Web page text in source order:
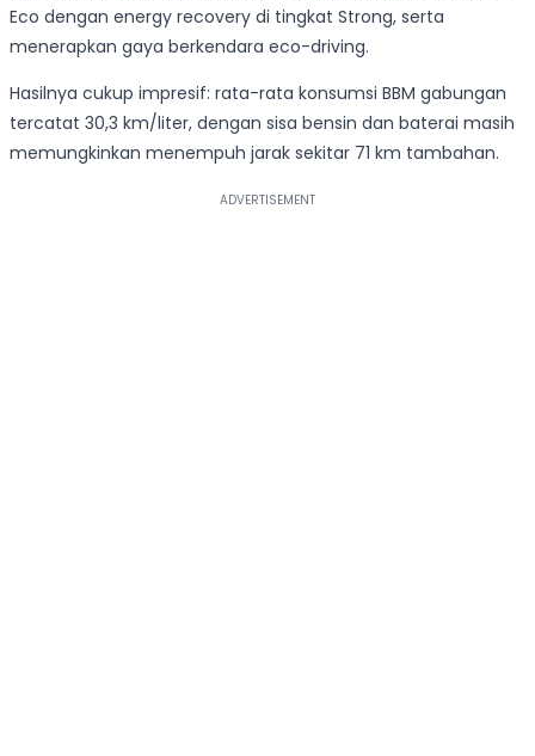
Eco dengan energy recovery di tingkat Strong, serta
menerapkan gaya berkendara eco-driving.
Hasilnya cukup impresif: rata-rata konsumsi BBM gabungan
tercatat 30,3 km/liter, dengan sisa bensin dan baterai masih
memungkinkan menempuh jarak sekitar 71 km tambahan.